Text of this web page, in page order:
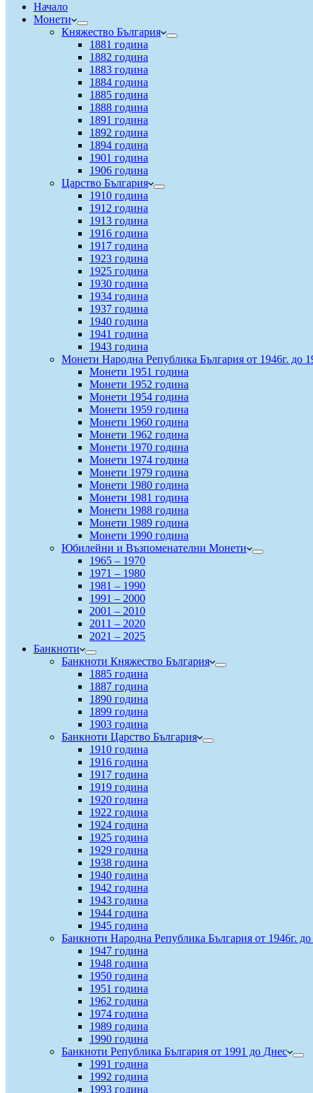
Начало
Монети
Княжество България
1881 година
1882 година
1883 година
1884 година
1885 година
1888 година
1891 година
1892 година
1894 година
1901 година
1906 година
Царство България
1910 година
1912 година
1913 година
1916 година
1917 година
1923 година
1925 година
1930 година
1934 година
1937 година
1940 година
1941 година
1943 година
Монети Народна Република България от 1946г. до
Монети 1951 година
Монети 1952 година
Монети 1954 година
Монети 1959 година
Монети 1960 година
Монети 1962 година
Монети 1970 година
Монети 1974 година
Монети 1979 година
Монети 1980 година
Монети 1981 година
Монети 1988 година
Монети 1989 година
Монети 1990 година
Юбилейни и Възпоменателни Монети
1965 – 1970
1971 – 1980
1981 – 1990
1991 – 2000
2001 – 2010
2011 – 2020
2021 – 2025
Банкноти
Банкноти Княжество България
1885 година
1887 година
1890 година
1899 година
1903 година
Банкноти Царство България
1910 година
1916 година
1917 година
1919 година
1920 година
1922 година
1924 година
1925 година
1929 година
1938 година
1940 година
1942 година
1943 година
1944 година
1945 година
Банкноти Народна Република България от 1946г. до
1947 година
1948 година
1950 година
1951 година
1962 година
1974 година
1989 година
1990 година
Банкноти Република България от 1991 до Днес
1991 година
1992 година
1993 година